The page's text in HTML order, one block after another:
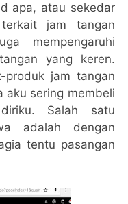
apa, atau sekedar
jam tangan
mempengaruhi
yang keren.
produk jam tangan
aku sering membeli
Salah satu
adalah dengan
tentu pasangan